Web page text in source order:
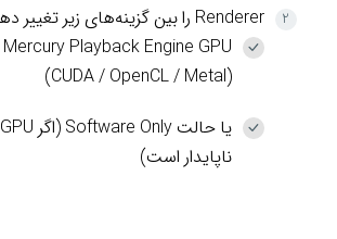
Renderer را بین گزینه‌های زیر تغییر دهید:
Mercury Playback Engine GPU
(CUDA / OpenCL / Metal)
یا حالت Software Only (اگر GPU
ناپایدار است)